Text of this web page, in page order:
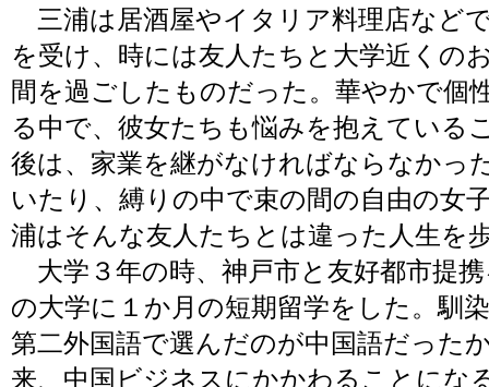
三浦は居酒屋やイタリア料理店など
を受け、時には友人たちと大学近くの
間を過ごしたものだった。華やかで個
る中で、彼女たちも悩みを抱えている
後は、家業を継がなければならなかっ
いたり、縛りの中で束の間の自由の女
浦はそんな友人たちとは違った人生を
大学３年の時、神戸市と友好都市提
の大学に１か月の短期留学をした。馴
第二外国語で選んだのが中国語だった
来、中国ビジネスにかかわることにな